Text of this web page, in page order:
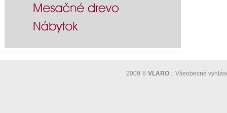
2009 © VLARO:: Všeobecné